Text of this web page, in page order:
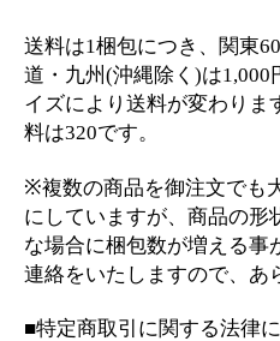
送料は1梱包につき、関東
道・九州(沖縄除く)は
イズにより送料が変わりま
料は320です。
※複数の商品を御注文でも
にしていますが、商品の形
な場合に梱包数が増える事
連絡をいたしますので、あ
■特定商取引に関する法律